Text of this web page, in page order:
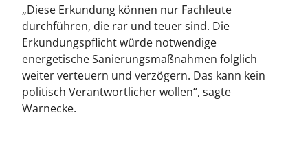
„Diese Erkundung können nur Fachleute
durchführen, die rar und teuer sind. Die
Erkundungspflicht würde notwendige
energetische Sanierungsmaßnahmen folglich
weiter verteuern und verzögern. Das kann kein
politisch Verantwortlicher wollen“, sagte
Warnecke.